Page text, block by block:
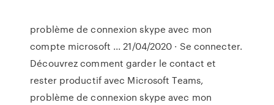
problème de connexion skype avec mon
compte microsoft ... 21/04/2020 · Se connecter.
Découvrez comment garder le contact et
rester productif avec Microsoft Teams,
problème de connexion skype avec mon